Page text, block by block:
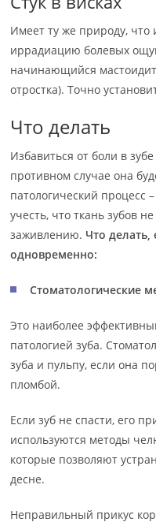
Имеет ту же природу, что
иррадиацию болевых
начинающийся
отростка). Точно
Что делать
Избавиться от боли в
противном случае она
патологический процесс
учесть, что ткань зубов
заживлению. Что делать,
одновременно:
Стоматологические
Это наиболее
патологией зуба.
зуба и пульпу, если она
пломбой.
Если зуб не спасти, его
используются методы
которые позволяют
десне.
Неправильный прикус